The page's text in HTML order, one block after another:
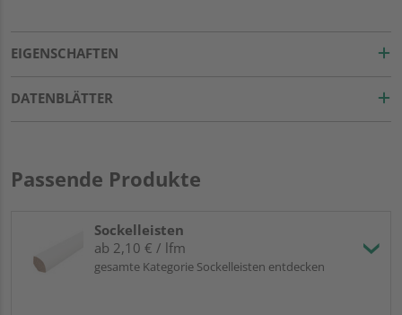
EIGENSCHAFTEN
DATENBLÄTTER
Passende Produkte
Sockelleisten
ab 2,10 € / lfm
gesamte Kategorie Sockelleisten entdecken